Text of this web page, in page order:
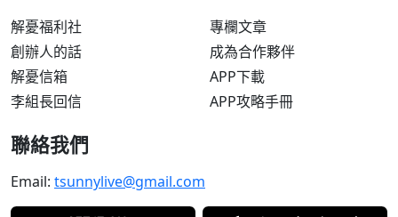
解憂福利社
創辦人的話
解憂信箱
李組長回信
專欄文章
成為合作夥伴
APP下載
APP攻略手冊
聯絡我們
Email: tsunnylive@gmail.com